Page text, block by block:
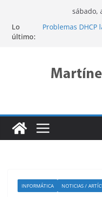
contenido
sábado,
Lo
último:
Problemas DHCP
Descubre ncdu:
Analizar el Uso
INFORMÁTICA NOTICIAS /